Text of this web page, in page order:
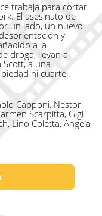
trabaja para cortar
El asesinato de
un lado, un nuevo
y
a la
droga, llevan al
Scott, a una
ni cuartel.
Capponi, Nestor
Scarpitta, Gigi
Lino Coletta, Angela